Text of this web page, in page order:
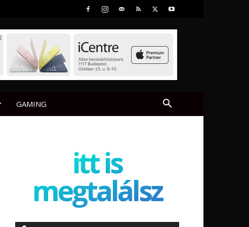
GAMING
itt is
megtalálsz